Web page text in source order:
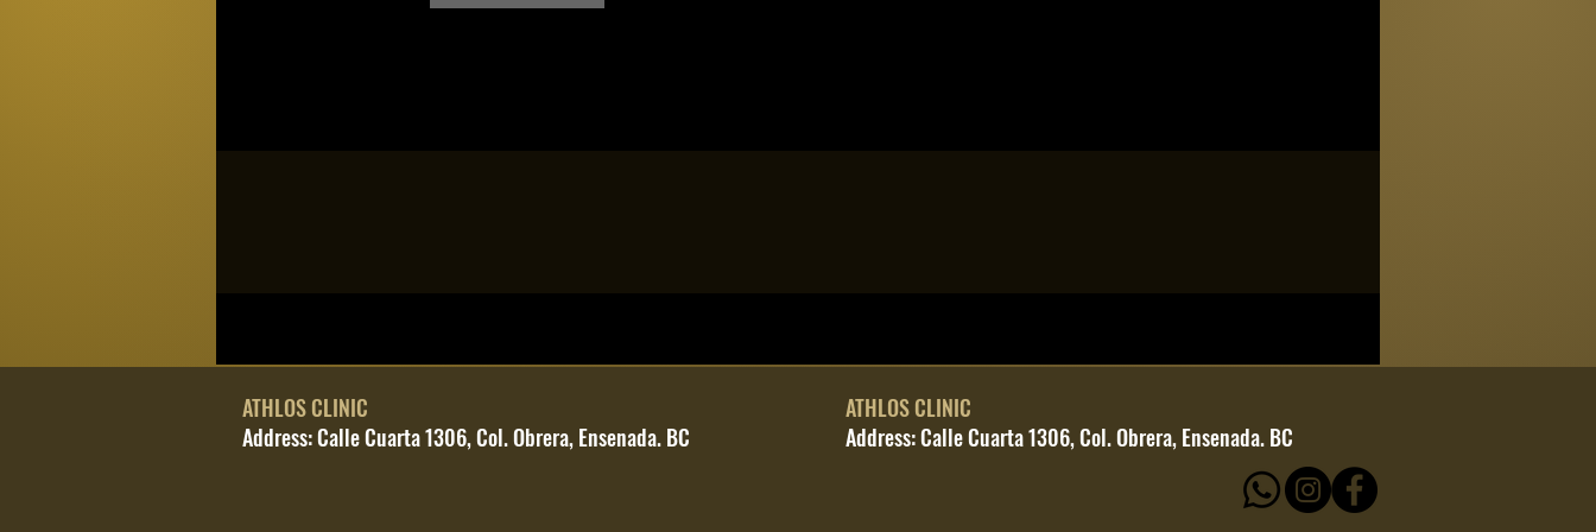
ATHLOS CLINIC
Address: Calle Cuarta 1306, Col. Obrera, Ensenada. BC
ATHLOS CLINIC
Address: Calle Cuarta 1306, Col. Obrera, Ensenada. BC